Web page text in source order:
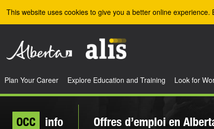
This website uses cookies to give you a better online
Plan Your Career Explore Education and Training Look for
OCC info Offres d’emploi en